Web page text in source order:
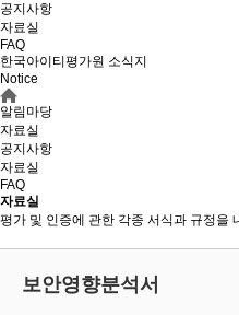
공지사항
자료실
FAQ
한국아이티평가원 소식지
Notice
알림마당
자료실
공지사항
자료실
FAQ
자료실
평가 및 인증에 관한 각종 서식과 규정을
보안영향분석서